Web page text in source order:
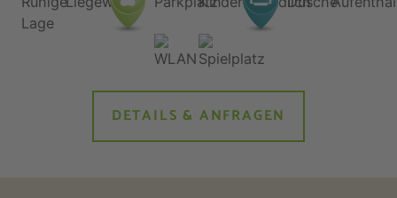
DETAILS & ANFRAGEN